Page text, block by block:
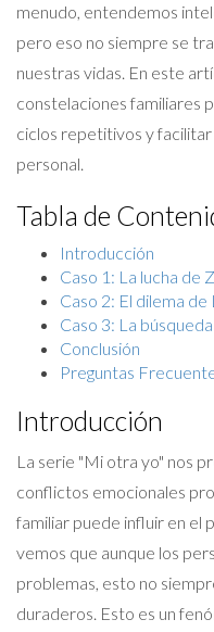
menudo, entendemos
pero eso no siempre se
nuestras vidas. En este
constelaciones familiares
ciclos repetitivos y
personal.
Tabla de
Introducción
Caso 1: La lucha de
Caso 2: El dilema de
Caso 3: La
Conclusión
Preguntas
Introducción
La serie "Mi otra yo" nos
conflictos emocionales
familiar puede influir en el
vemos que aunque los
problemas, esto no
duraderos. Esto es un